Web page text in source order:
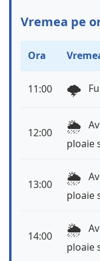
Vremea pe
Ora
11:00 🌩️
12:00 🌦️
ploaie
13:00 🌦️
ploaie
14:00 🌦️
ploaie